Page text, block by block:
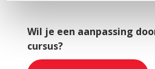
Wil je een aanpassing
cursus?